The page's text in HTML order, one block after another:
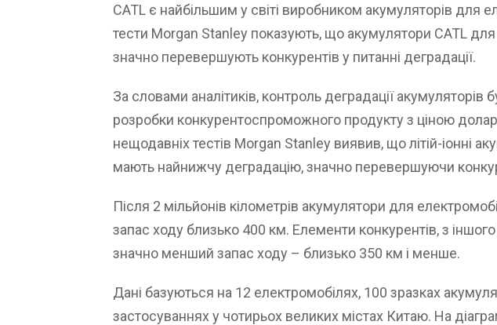
CATL є найбільшим у світі виробником акумуляторів для
тести Morgan Stanley показують, що акумулятори CATL для
значно перевершують конкурентів у питанні деградації.
За словами аналітиків, контроль деградації
розробки конкурентоспроможного продукту з ціною
нещодавніх тестів Morgan Stanley виявив, що літій-іонні
мають найнижчу деградацію, значно перевершуючи
Після 2 мільйонів кілометрів акумулятори для
запас ходу близько 400 км. Елементи конкурентів, з
значно менший запас ходу – близько 350 км і менше.
Дані базуються на 12 електромобілях, 100 зразках
застосуваннях у чотирьох великих містах Китаю. На